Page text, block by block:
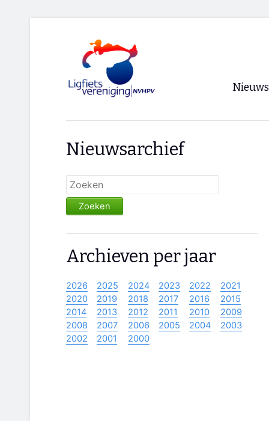
Nieuws
Nieuwsarchief
Zoeken
Archieven per jaar
2026 2025 2024 2023 2022
2021
2020
2019 2018 2017 2016
2015
2014
2013 2012 2011 2010
2009
2008
2007 2006 2005 2004
2003
2002
2001 2000